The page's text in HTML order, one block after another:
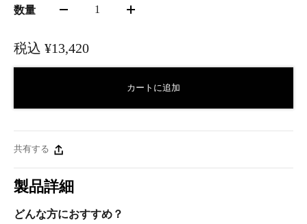
数量 1
カートに追加
税込 ¥13,420
共有する
製品詳細
どんな方におすすめ？